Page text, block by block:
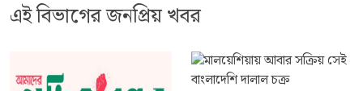
এই বিভাগের জনপ্রিয় খবর